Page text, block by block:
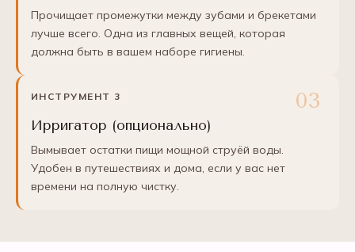
Прочищает промежутки между зубами и брекетами
лучше всего. Одна из главных вещей, которая
должна быть в вашем наборе гигиены.
ИНСТРУМЕНТ 3
Ирригатор (опционально)
Вымывает остатки пищи мощной струёй воды.
Удобен в путешествиях и дома, если у вас нет
времени на полную чистку.